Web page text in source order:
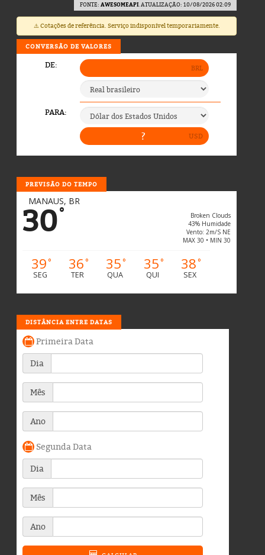
FONTE: AWESOMEAPI. ATUALIZAÇÃO: 10/08/2026 02:09
⚠️ Cotações de referência. Serviço indisponível temporariamente.
CONVERSÃO DE VALORES
PREVISÃO DO TEMPO
MANAUS, BR
30°
Broken Clouds
43% Humidade
Vento: 2m/s NE
MAX 30 • MIN 30
39°
SEG
36°
TER
35°
QUA
35°
QUI
38°
SEX
DISTÂNCIA ENTRE DATAS